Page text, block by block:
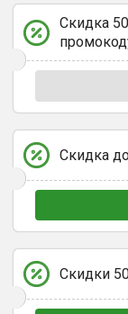
Скидка
Скидка
Скидки